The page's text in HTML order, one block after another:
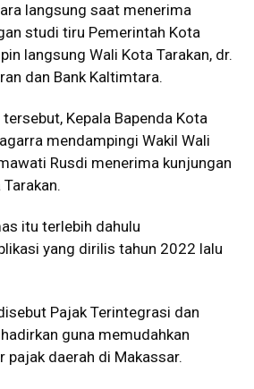
langsung saat menerima
studi tiru Pemerintah Kota
langsung Wali Kota Tarakan, dr.
dan Bank Kaltimtara.
Kepala Bapenda Kota
mendampingi Wakil Wali
Rusdi menerima kunjungan
itu terlebih dahulu
yang dirilis tahun 2022 lalu
Pajak Terintegrasi dan
guna memudahkan
pajak daerah di Makassar.